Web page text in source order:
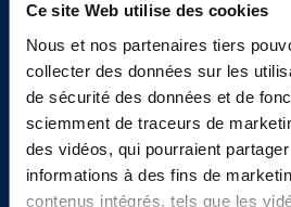
Ce site Web utilise des cookies
Nous et nos partenaires tiers
collecter des données sur les
de sécurité des données et de
sciemment de traceurs de
des vidéos, qui pourraient
informations à des fins de
contenus intégrés, tels que les
Sign up to receive
new developments
programs.